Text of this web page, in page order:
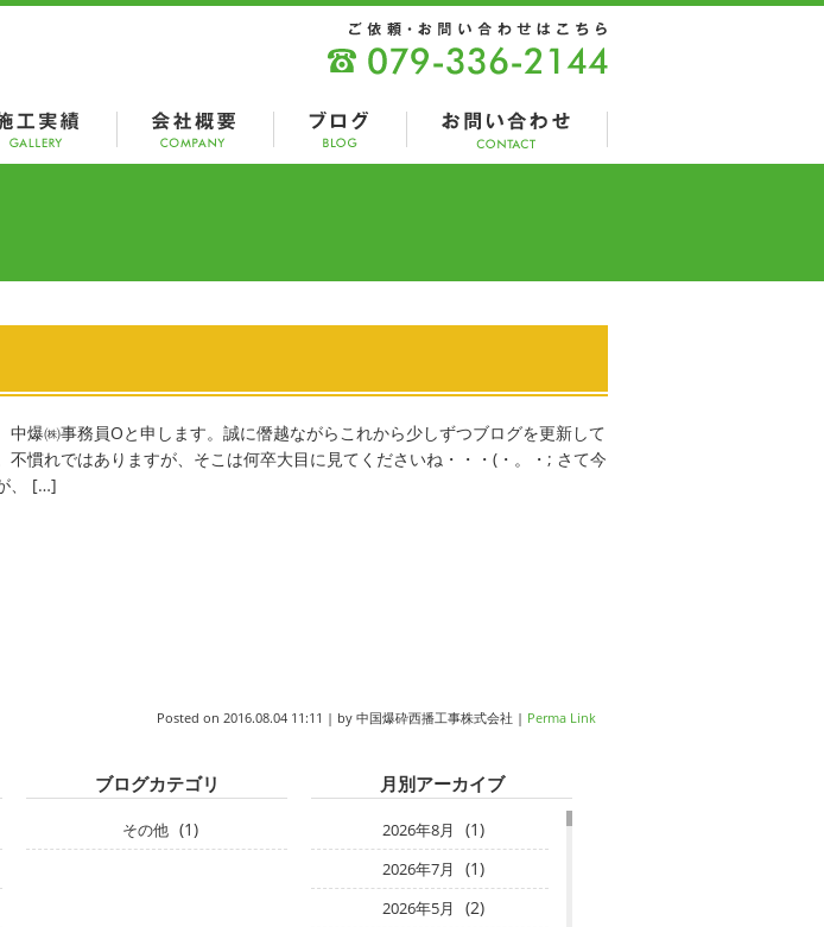
中爆㈱事務員Oと申します。誠に僭越ながらこれから少しずつブログを更新して
不慣れではありますが、そこは何卒大目に見てくださいね・・・(・。・; さて今
、 […]
Posted on 2016.08.04 11:11 | by 中国爆砕西播工事株式会社 | Perma Link
ブログカテゴリ
その他 (1)
月別アーカイブ
2026年8月 (1)
2026年7月 (1)
2026年5月 (2)